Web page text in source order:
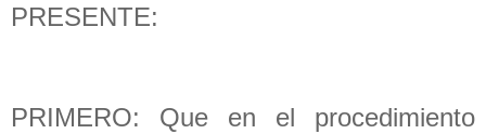
PRESENTE:
PRIMERO: Que en el procedimiento